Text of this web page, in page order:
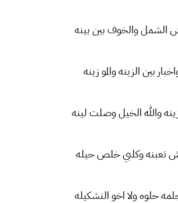
والخوف بين بينه
بين الزينه والمو زينه
والله الخيل وصلت لينه
تعبنه وكلبي خلص حيله
حلوه ولا اخو النشكيله